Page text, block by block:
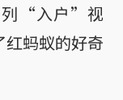
列“入户”视
蚂蚁的好奇